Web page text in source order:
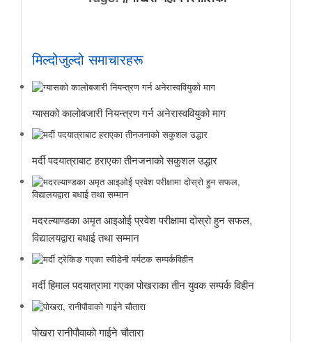
मिल्दोजुल्दो समाचारहरू
ग्यासको कालोबजारी नियन्त्रण गर्न अनेरास्ववियुको माग
मर्दी पदयात्राबाट हराएका तीनजनाको सकुशल उद्धार
मदरल्याण्डका अमृत आइओई प्रवेश परीक्षामा दोस्रो हुन सफल,
विद्यालयद्वारा बधाई तथा सम्मान
मर्दी हिमाल पदयात्रामा गएका पोखराका तीन युवक सम्पर्क विहीन
पोखरा रानीपौवाको गाईने चौतारा